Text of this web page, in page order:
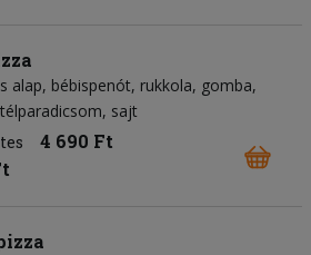
alap bébispenót rukkola gomba
sajt
4 690 Ft